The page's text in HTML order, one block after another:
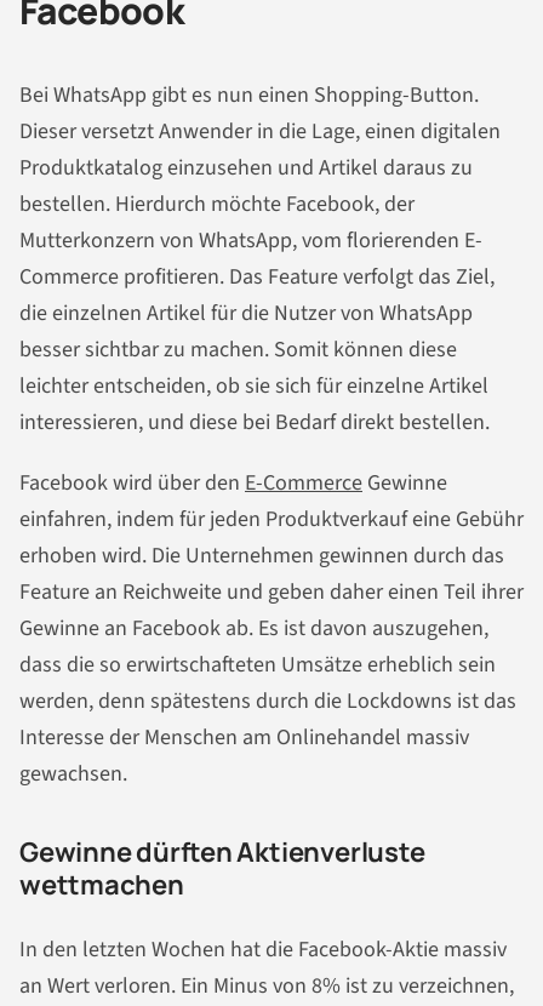
Bei WhatsApp gibt es nun einen Shopping-Button.
Dieser versetzt Anwender in die Lage, einen digitalen
Produktkatalog einzusehen und Artikel daraus zu
bestellen. Hierdurch möchte Facebook, der
Mutterkonzern von WhatsApp, vom florierenden E-
Commerce profitieren. Das Feature verfolgt das Ziel,
die einzelnen Artikel für die Nutzer von WhatsApp
besser sichtbar zu machen. Somit können diese
leichter entscheiden, ob sie sich für einzelne Artikel
interessieren, und diese bei Bedarf direkt bestellen.
Facebook wird über den E-Commerce Gewinne
einfahren, indem für jeden Produktverkauf eine Gebühr
erhoben wird. Die Unternehmen gewinnen durch das
Feature an Reichweite und geben daher einen Teil ihrer
Gewinne an Facebook ab. Es ist davon auszugehen,
dass die so erwirtschafteten Umsätze erheblich sein
werden, denn spätestens durch die Lockdowns ist das
Interesse der Menschen am Onlinehandel massiv
gewachsen.
Gewinne dürften Aktienverluste
wettmachen
In den letzten Wochen hat die Facebook-Aktie massiv
an Wert verloren. Ein Minus von 8% ist zu verzeichnen,